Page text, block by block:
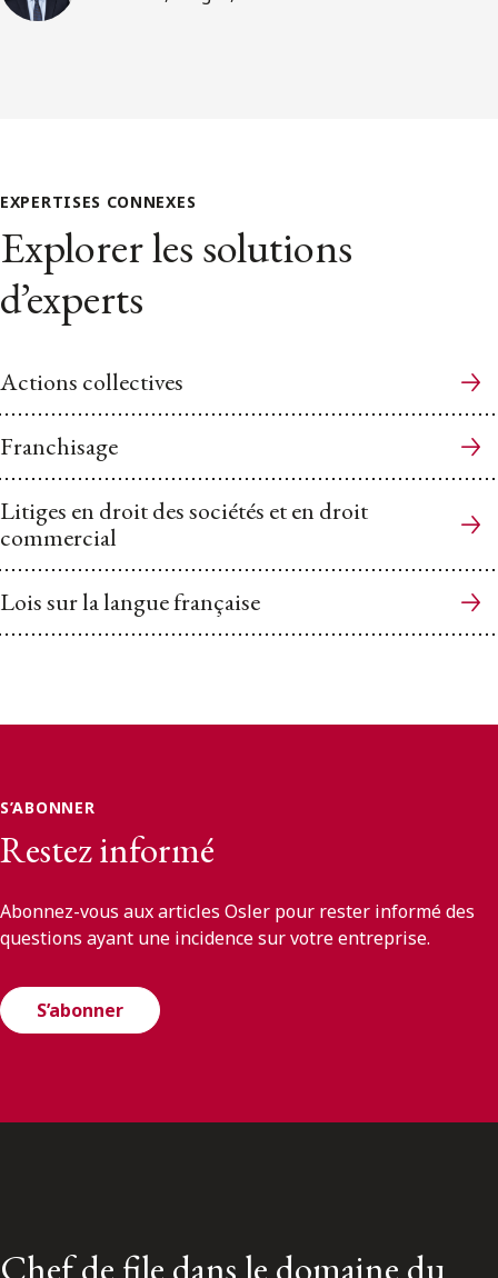
EXPERTISES CONNEXES
Explorer les solutions
d’experts
Actions collectives
Franchisage
Litiges en droit des sociétés et en droit
commercial
Lois sur la langue française
S’ABONNER
Restez informé
Abonnez-vous aux articles Osler pour rester informé des
questions ayant une incidence sur votre entreprise.
S’abonner
Chef de file dans le domaine du